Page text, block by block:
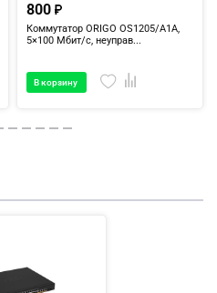
800
Коммутатор ORIGO OS1205/A1A,
5×100 Мбит/с, неуправ...
В корзину